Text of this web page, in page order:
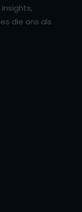
die ons als